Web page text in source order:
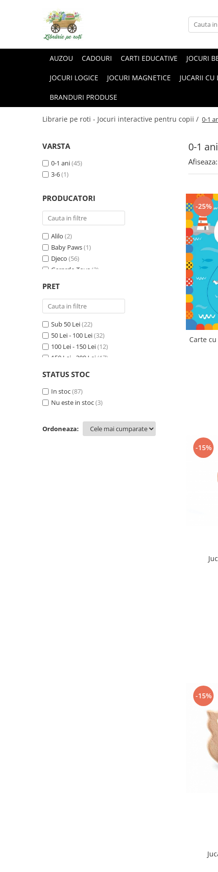
AUZOU CADOURI CARTI EDUCATIVE JOCURI
JOCURI LOGICE JOCURI MAGNETICE JUCARII CU
BRANDURI PRODUSE
Librarie pe roti - Jocuri interactive pentru copii / 0-1
0-1 ani
VARSTA
0-1 ani(45)
3-6(1)
PRODUCATORI
Alilo (2)
Baby Paws(1)
Djeco (56)
Gerardo Toys (2)
Librarie pe Roti
Little Big Friends
Moluk(1)
Pilsan(3)
Smoby (1)
Usborne (4)
PRET
Sub 50 Lei(22)
50 Lei - 100 Lei(32)
100 Lei - 150 Lei(12)
150 Lei - 200 Lei (17)
250 Lei - 300 Lei
300 Lei - 400 Lei
400 Lei - 500 Lei(1)
STATUS STOC
In stoc(87)
Nu este in stoc(3)
Ordoneaza:
Afiseaza:
-25%
Carte
-15%
-15%